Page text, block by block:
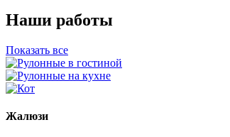
Наши работы
Показать все
Жалюзи